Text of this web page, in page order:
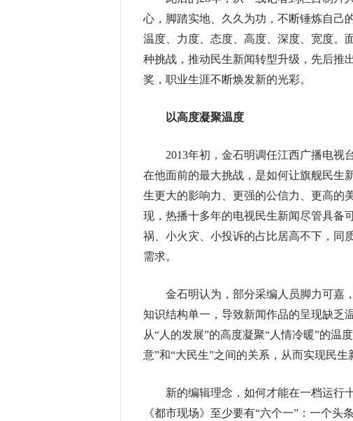
心，脚踏实地、久久为功，不断锤炼自己
温度、力度、态度、高度、深度、宽度。
种挑战，推动民生新闻转型升级，先后推
奖，职业生涯不断焕发新的光彩。
以高度凝聚温度
2013年初，金石明调任江西广播电视
在他面前的最大挑战，是如何让旗舰民生
生更大的影响力、更强的公信力、更高的
现，热播十多年的电视民生新闻尽管具备
祸、小火灾、小投诉的占比居高不下，同
需求。
金石明认为，部分采编人员脚力可嘉，
知识结构单一，导致新闻作品的呈现缺乏
从“人的发展”的高度凝聚“人情冷暖”的温
意”和“大民生”之间的关系，从而实现民生
新的编辑理念，如何才能在一档运行
《都市现场》至少要有“六个一”：一个